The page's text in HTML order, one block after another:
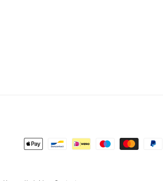
Betaalmethoden